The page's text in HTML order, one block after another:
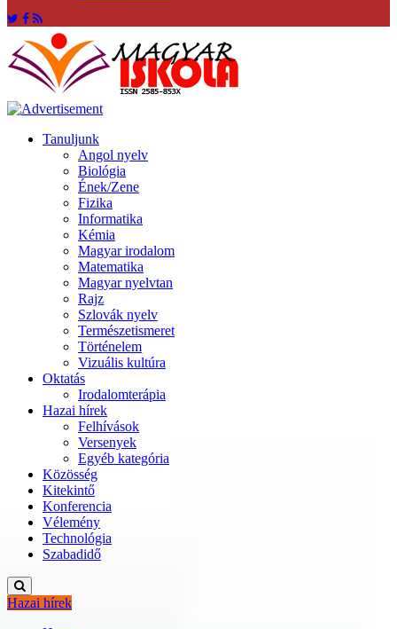
Tanuljunk
Angol nyelv
Biológia
Ének/Zene
Fizika
Informatika
Kémia
Magyar irodalom
Matematika
Magyar nyelvtan
Rajz
Szlovák nyelv
Természetismeret
Történelem
Vizuális kultúra
Oktatás
Irodalomterápia
Hazai hírek
Felhívások
Versenyek
Egyéb kategória
Közösség
Kitekintő
Konferencia
Vélemény
Technológia
Szabadidő
Hazai hírek